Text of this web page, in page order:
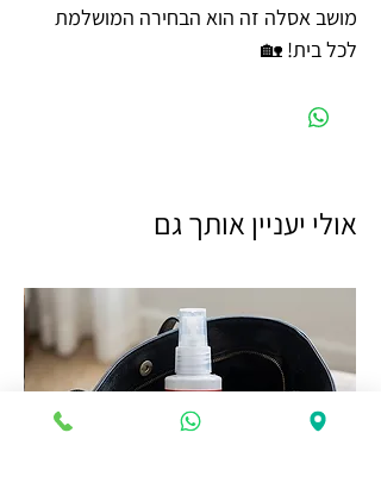
מושב אסלה זה הוא הבחירה המושלמת
לכל בית! 🏡
אולי יעניין אותך גם